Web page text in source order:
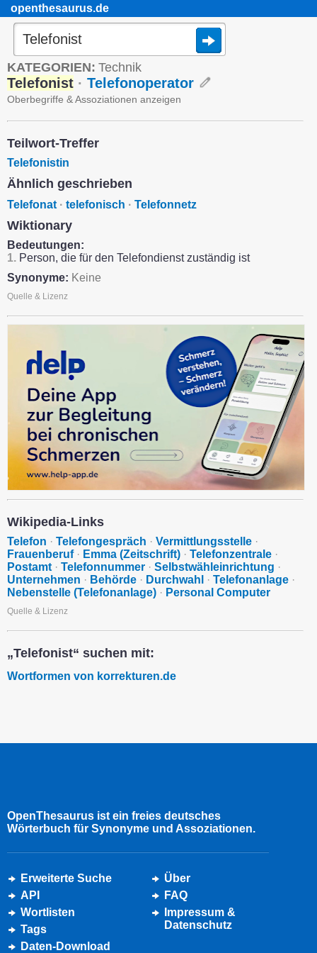
openthesaurus.de
KATEGORIEN: Technik
Telefonist · Telefonoperator
Oberbegriffe & Assoziationen anzeigen
Teilwort-Treffer
Telefonistin
Ähnlich geschrieben
Telefonat · telefonisch · Telefonnetz
Wiktionary
Bedeutungen:
1. Person, die für den Telefondienst zuständig ist
Synonyme: Keine
Quelle & Lizenz
Wikipedia-Links
Telefon · Telefongespräch · Vermittlungsstelle ·
Frauenberuf· Emma (Zeitschrift) · Telefonzentrale ·
Postamt · Telefonnummer · Selbstwähleinrichtung ·
Unternehmen · Behörde · Durchwahl · Telefonanlage ·
Nebenstelle (Telefonanlage) · Personal Computer
Quelle & Lizenz
„Telefonist“ suchen mit:
Wortformen von korrekturen.de
OpenThesaurus ist ein freies deutsches
Wörterbuch für Synonyme und Assoziationen.
Erweiterte Suche
API
Wortlisten
Tags
Daten-Download
Über
FAQ
Impressum &
Datenschutz